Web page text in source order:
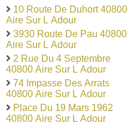
10 Route De Duhort 40800
Aire Sur L Adour
3930 Route De Pau 40800
Aire Sur L Adour
2 Rue Du 4 Septembre
40800 Aire Sur L Adour
74 Impasse Des Arrats
40800 Aire Sur L Adour
Place Du 19 Mars 1962
40800 Aire Sur L Adour